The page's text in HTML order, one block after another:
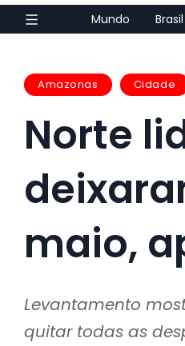
Mundo Brasil
Amazonas Cidade
Norte
maio,
Levantamento
quitar todas as